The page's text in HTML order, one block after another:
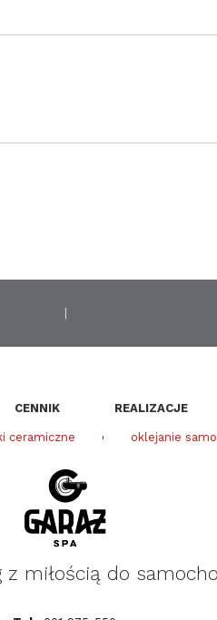
CENNIK REALIZACJE
ceramiczne oklejanie
z miłością do